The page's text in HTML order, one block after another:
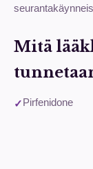
Mitä
Pirfenidone